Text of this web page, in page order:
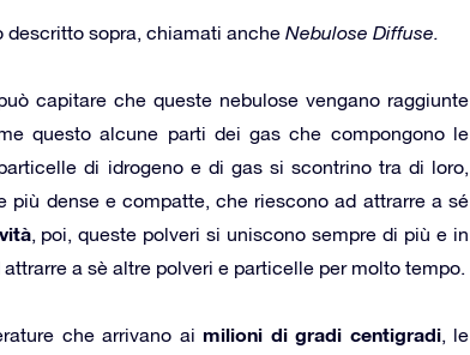
descritto sopra, chiamati anche Nebulose Diffuse.
capitare che queste nebulose vengano raggiunte
questo alcune parti dei gas che compongono le
di idrogeno e di gas si scontrino tra di loro,
più dense e compatte, che riescono ad attrarre a sé
, poi, queste polveri si uniscono sempre di più e in
a sè altre polveri e particelle per molto tempo.
che arrivano ai milioni di gradi centigradi, le